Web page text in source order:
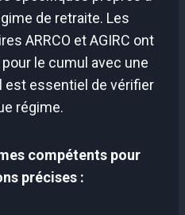
de retraite. Les
ARRCO et AGIRC ont
le cumul avec une
est essentiel de vérifier
régime.
compétents pour
précises :